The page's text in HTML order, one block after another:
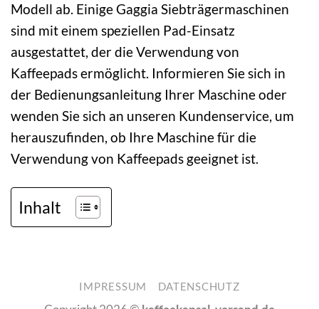
Modell ab. Einige Gaggia Siebträgermaschinen
sind mit einem speziellen Pad-Einsatz
ausgestattet, der die Verwendung von
Kaffeepads ermöglicht. Informieren Sie sich in
der Bedienungsanleitung Ihrer Maschine oder
wenden Sie sich an unseren Kundenservice, um
herauszufinden, ob Ihre Maschine für die
Verwendung von Kaffeepads geeignet ist.
Inhalt
IMPRESSUM DATENSCHUTZ